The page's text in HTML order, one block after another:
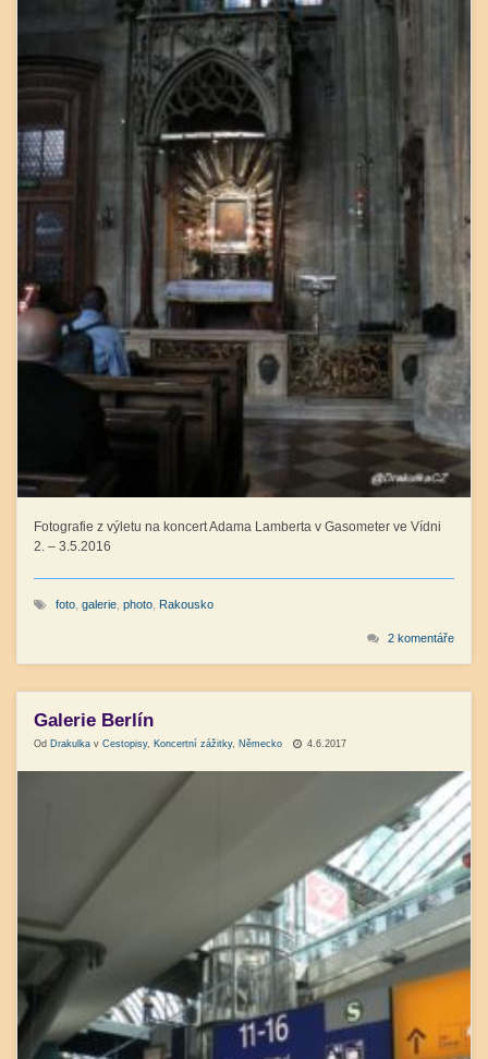
Fotografie z výletu na koncert Adama Lamberta v Gasometer ve Vídni
2. – 3.5.2016
foto galerie photo Rakousko
2 komentáře
Galerie Berlín
Od Drakulka v Cestopisy, Koncertní zážitky, Německo 4.6.2017